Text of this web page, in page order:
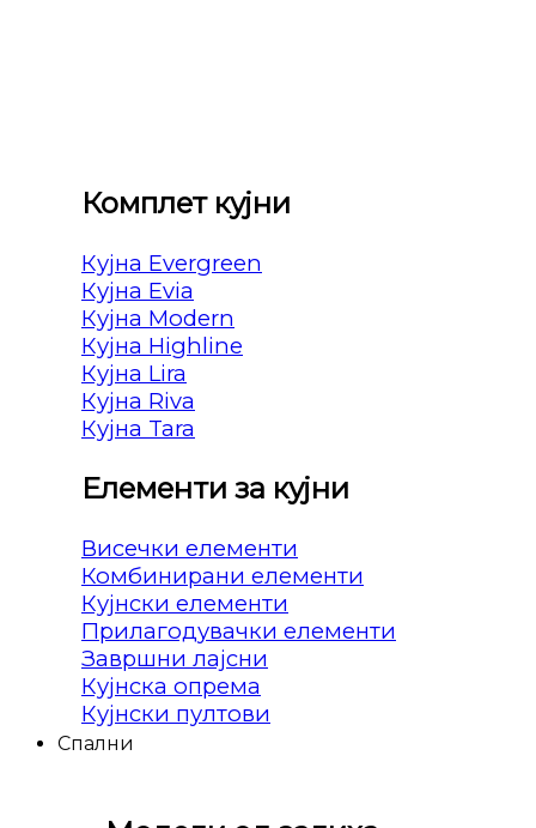
Комплет кујни
Кујна Evergreen
Кујна Evia
Кујна Modern
Кујна Highline
Кујна Lira
Кујна Riva
Кујна Tara
Елементи за кујни
Висечки елементи
Комбинирани елементи
Кујнски елементи
Прилагодувачки елементи
Завршни лајсни
Кујнска опрема
Кујнски пултови
Спални